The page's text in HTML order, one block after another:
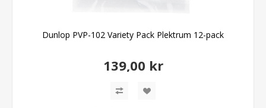
Dunlop PVP-102 Variety Pack Plektrum 12-pack
139,00 kr